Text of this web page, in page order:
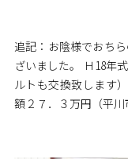
追記：お陰様でおち
ざいました。 Ｈ18年
ルトも交換致します
額２７．３万円（平